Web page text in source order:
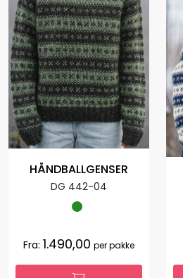
HÅNDBALLGENSER
DG 442-04
Fra: 1.490,00 per pakke